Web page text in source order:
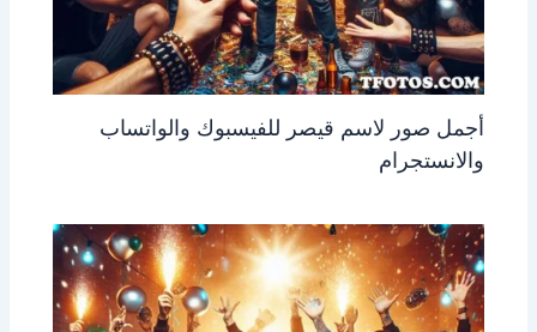
أجمل صور لاسم قيصر للفيسبوك والواتساب
والانستجرام